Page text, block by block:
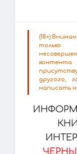
(18+)
только
контента
другого,
написать